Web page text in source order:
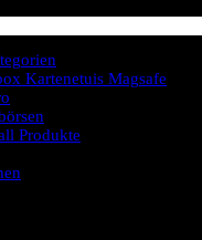
Kartenetuis Magsafe
Produkte